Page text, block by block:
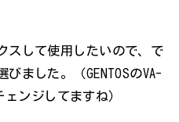
スして使用したいので、で
ました。（GENTOSのVA-
ンジしてますね）